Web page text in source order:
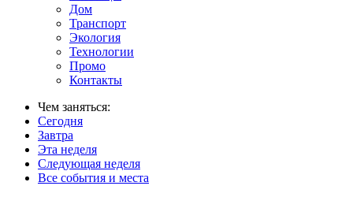
Дом
Транспорт
Экология
Технологии
Промо
Контакты
Чем заняться:
Сегодня
Завтра
Эта неделя
Следующая неделя
Все события и места